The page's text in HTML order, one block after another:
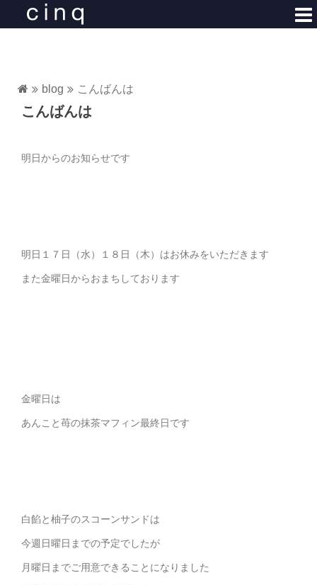
blog こんばんは
こんばんは
明日からのお知らせです
明日１７日（水）１８日（木）はお休みをいただきます
また金曜日からおまちしております
金曜日は
あんこと苺の抹茶マフィン最終日です
白餡と柚子のスコーンサンドは
今週日曜日までの予定でしたが
月曜日までご用意できることになりました